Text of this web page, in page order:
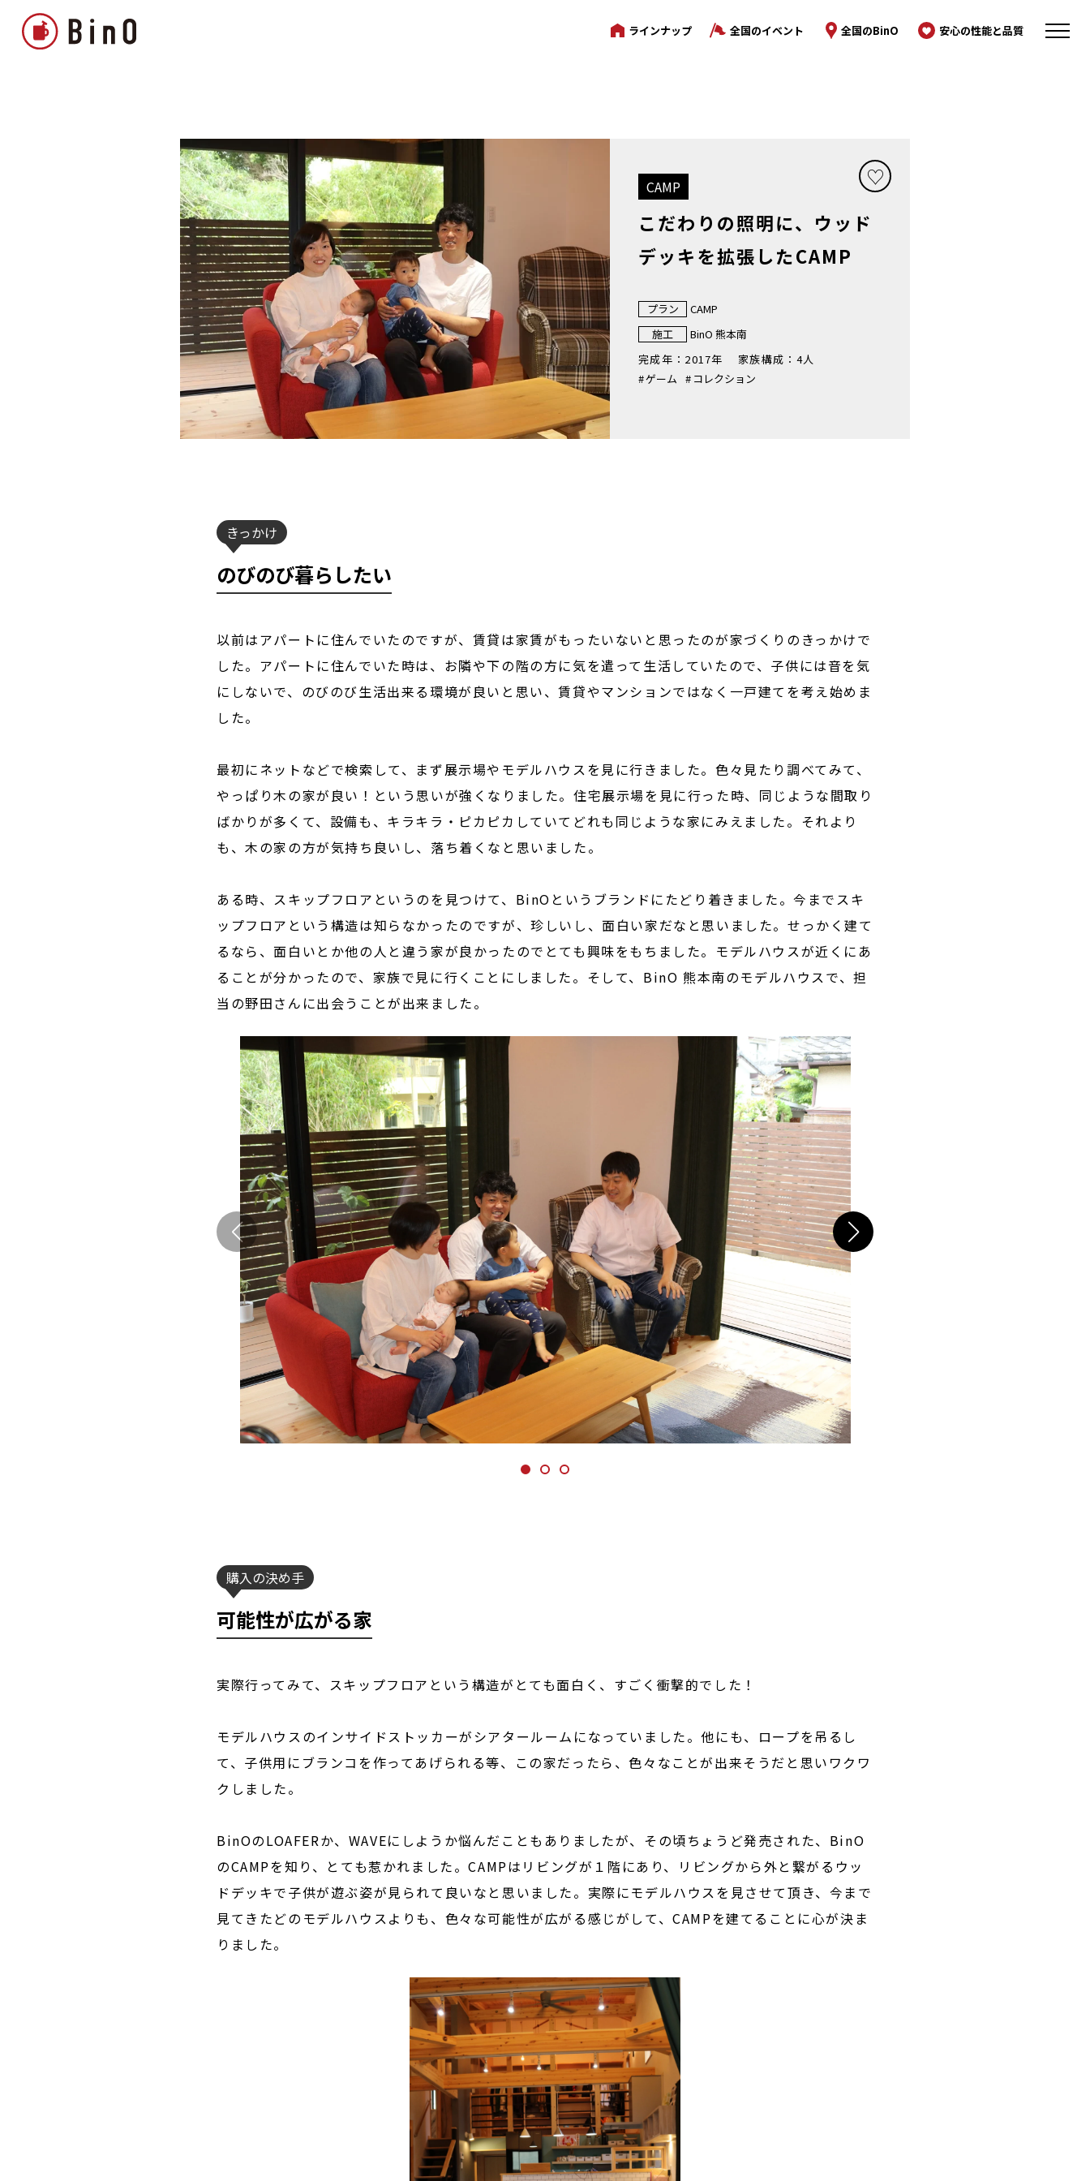
ラインナップ 全国のイベント 全国のBinO 安心の性能と品質
CAMP
こだわりの照明に、ウッド
デッキを拡張したCAMP
プラン
CAMP
施工
BinO 熊本南
完成年： 2017年 家族構成： 4人
#ゲーム # コレクション
きっかけ
のびのび暮らしたい
以前はアパートに住んでいたのですが、賃貸は家賃がもったいないと思ったのが家づくりのきっかけで
した。アパートに住んでいた時は、お隣や下の階の方に気を遣って生活していたので、子供には音を気
にしないで、のびのび生活出来る環境が良いと思い、賃貸やマンションではなく一戸建てを考え始めま
した。
最初にネットなどで検索して、まず展示場やモデルハウスを見に行きました。色々見たり調べてみて、
やっぱり木の家が良い！という思いが強くなりました。住宅展示場を見に行った時、同じような間取り
ばかりが多くて、設備も、キラキラ・ピカピカしていてどれも同じような家にみえました。それより
も、木の家の方が気持ち良いし、落ち着くなと思いました。
ある時、スキップフロアというのを見つけて、BinOというブランドにたどり着きました。今までスキ
ップフロアという構造は知らなかったのですが、珍しいし、面白い家だなと思いました。せっかく建て
るなら、面白いとか他の人と違う家が良かったのでとても興味をもちました。モデルハウスが近くにあ
ることが分かったので、家族で見に行くことにしました。そして、BinO 熊本南のモデルハウスで、担
当の野田さんに出会うことが出来ました。
購入の決め手
可能性が広がる家
実際行ってみて、スキップフロアという構造がとても面白く、すごく衝撃的でした！
モデルハウスのインサイドストッカーがシアタールームになっていました。他にも、ロープを吊るし
て、子供用にブランコを作ってあげられる等、この家だったら、色々なことが出来そうだと思いワクワ
クしました。
BinOのLOAFERか、WAVEにしようか悩んだこともありましたが、その頃ちょうど発売された、BinO
のCAMPを知り、とても惹かれました。CAMPはリビングが１階にあり、リビングから外と繋がるウッ
ドデッキで子供が遊ぶ姿が見られて良いなと思いました。実際にモデルハウスを見させて頂き、今まで
見てきたどのモデルハウスよりも、色々な可能性が広がる感じがして、CAMPを建てることに心が決ま
りました。